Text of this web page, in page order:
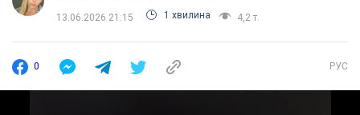
13.06.2026 21:15 1 хвилина 4,2 т.
0 РУС